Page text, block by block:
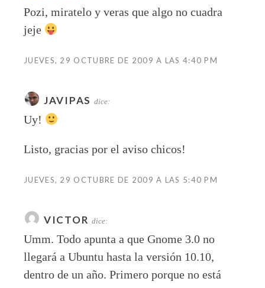
Pozi, miratelo y veras que algo no cuadra
jeje
JUEVES, 29 OCTUBRE DE 2009 A LAS 4:40 PM
JAVIPAS dice:
Uy!
Listo, gracias por el aviso chicos!
JUEVES, 29 OCTUBRE DE 2009 A LAS 5:40 PM
VICTOR dice:
Umm. Todo apunta a que Gnome 3.0 no
llegará a Ubuntu hasta la versión 10.10,
dentro de un año. Primero porque no está